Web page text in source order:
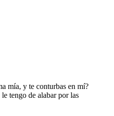
mía, y te conturbas en mí?
tengo de alabar por las